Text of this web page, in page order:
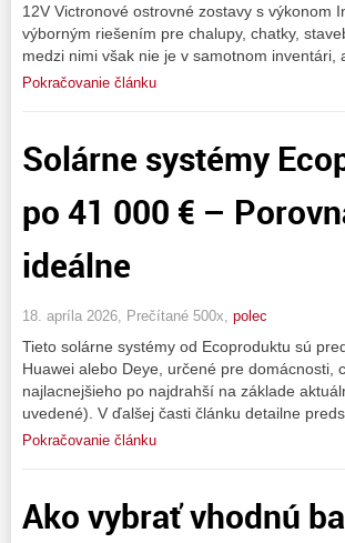
12V Victronové ostrovné zostavy s výkonom
výborným riešením pre chalupy, chatky,
medzi nimi však nie je v samotnom
Pokračovanie článku
Solárne systémy
po 41 000 € –
ideálne
18. apríla 2026, Prečítané 500x, polec
Tieto solárne systémy od Ecoproduktu sú
Huawei alebo Deye, určené pre
najlacnejšieho po najdrahší na základe
uvedené). V ďalšej časti článku detailne
Pokračovanie článku
Ako vybrať vhodnú